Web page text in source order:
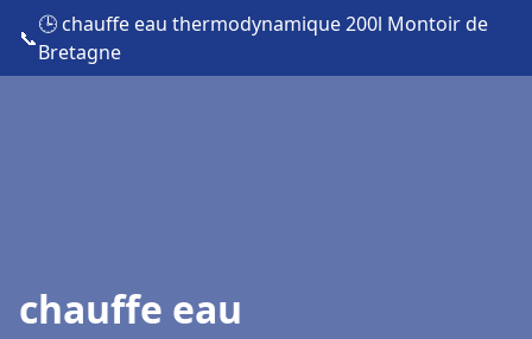
📞
🕒 chauffe eau thermodynamique 200l Montoir de
Bretagne
chauffe eau